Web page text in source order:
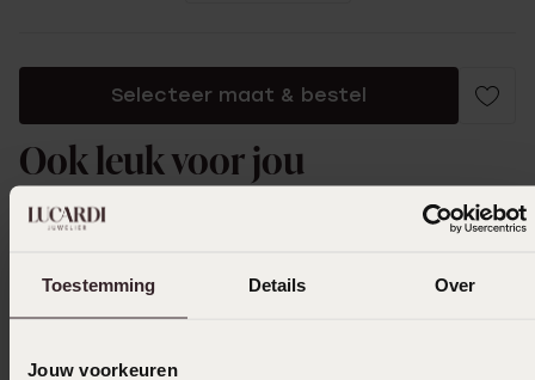
Toestemming Details Over
Jouw voorkeuren
Selecteer maat & bestel
Ook leuk voor jou